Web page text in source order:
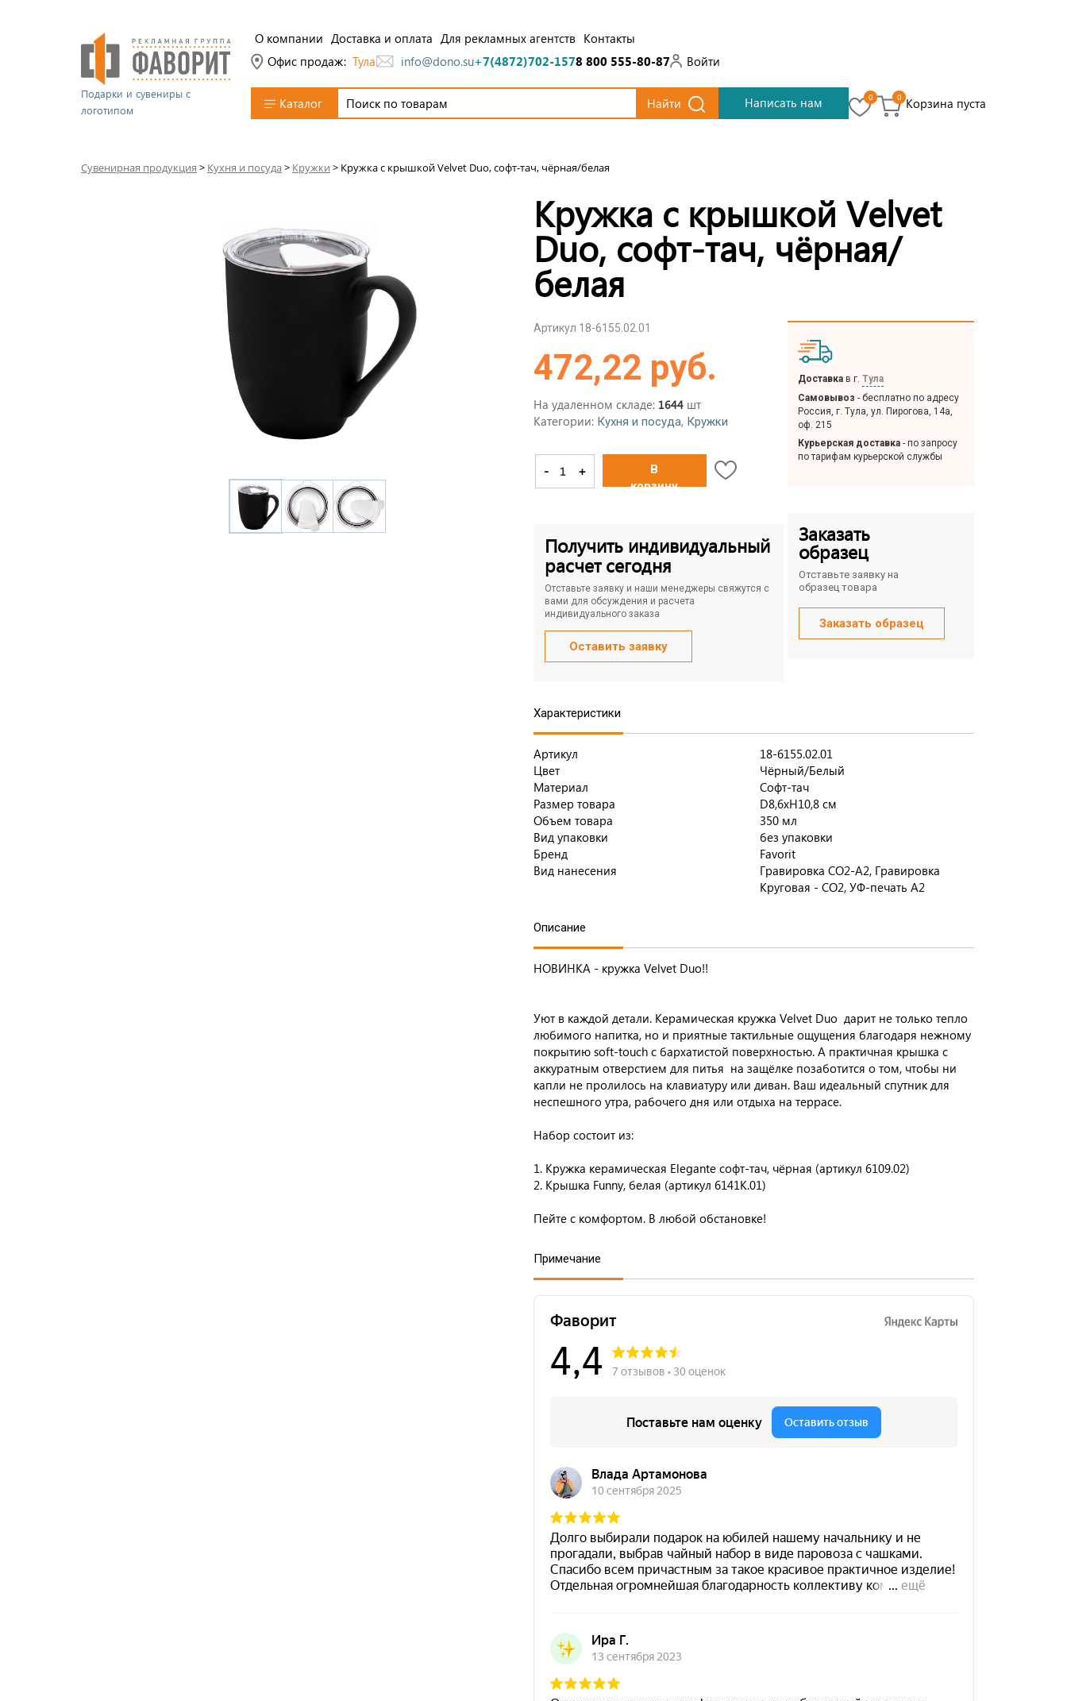
Подарки и сувениры с
логотипом
О компании Доставка и оплата Для рекламных агентств Контакты
Офис продаж: Тула info@dono.su+7(4872)702-1578 800 555-80-87 Войти
Каталог Найти Написать нам 0 0 Корзина пуста
Сувенирная продукция > Кухня и посуда> Кружки > Кружка с крышкой Velvet Duo, софт-тач, чёрная/белая
Кружка с крышкой Velvet
Duo, софт-тач, чёрная/
белая
Артикул 18-6155.02.01
472,22 руб.
На удаленном складе: 1644 шт
Категории: Кухня и посуда, Кружки
- +
В
корзину
Получить индивидуальный
расчет сегодня
Отставьте заявку и наши менеджеры свяжутся с
вами для обсуждения и расчета
индивидуального заказа
Оставить заявку
Доставка в г. Тула
Самовывоз - бесплатно по адресу
Россия, г. Тула, ул. Пирогова, 14а,
оф. 215
Курьерская доставка - по запросу
по тарифам курьерской службы
Заказать
образец
Отставьте заявку на
образец товара
Заказать образец
Характеристики
Артикул
18-6155.02.01
Цвет
Чёрный/Белый
Материал
Софт-тач
Размер товара
D8,6xH10,8 см
Объем товара
350 мл
Вид упаковки
без упаковки
Бренд
Favorit
Вид нанесения
Гравировка CO2-А2, Гравировка
Круговая - CO2, УФ-печать А2
Описание
НОВИНКА - кружка Velvet Duo!!
Уют в каждой детали. Керамическая кружка Velvet Duo дарит не только тепло
любимого напитка, но и приятные тактильные ощущения благодаря нежному
покрытию soft-touch с бархатистой поверхностью. А практичная крышка с
аккуратным отверстием для питья на защёлке позаботится о том, чтобы ни
капли не пролилось на клавиатуру или диван. Ваш идеальный спутник для
неспешного утра, рабочего дня или отдыха на террасе.
Набор состоит из:
1. Кружка керамическая Elegante софт-тач, чёрная (артикул 6109.02)
2. Крышка Funny, белая (артикул 6141K.01)
Пейте с комфортом. В любой обстановке!
Примечание